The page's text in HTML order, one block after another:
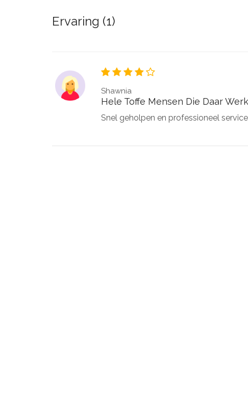
Ervaring (1)
Shawnia
Hele Toffe Mensen Die Daar
Snel geholpen en professioneel service